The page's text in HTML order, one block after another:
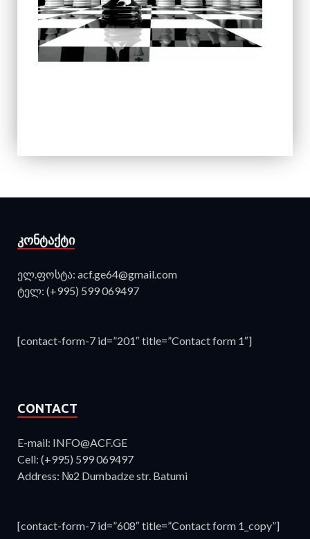
ᲙᲝᲜᲢᲐᲥᲢᲘ
ელ.ფოსტა: acf.ge64@gmail.com
ტელ: (+995) 599 069497
[contact-form-7 id=”201″ title=”Contact form 1″]
CONTACT
E-mail: INFO@ACF.GE
Cell: (+995) 599 069497
Address: №2 Dumbadze str. Batumi
[contact-form-7 id=”608″ title=”Contact form 1_copy”]